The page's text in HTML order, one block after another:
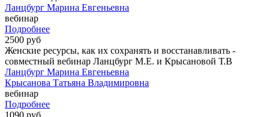
Ланцбург Марина Евгеньевна
вебинар
Подробнее
2500 руб
Женские ресурсы, как их сохранять и восстанавливать -
совместный вебинар Ланцбург М.Е. и Крысановой Т.В
Ланцбург Марина Евгеньевна
Крысанова Татьяна Владимировна
вебинар
Подробнее
1090 руб